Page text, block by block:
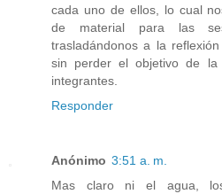
cada uno de ellos, lo cual
de material para las
trasladándonos a la
sin perder el objetivo de
integrantes.
Responder
Anónimo 3:51 a. m.
Mas claro ni el agua,